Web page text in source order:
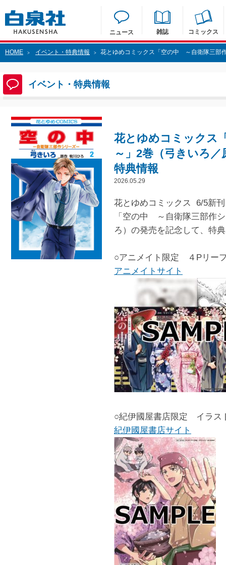
ニュース 雑誌 コミックス
HOME > イベント・特典情報 > 花とゆめコミックス「空の中 ～自衛隊三部
イベント・特典情報
花とゆめコミックス
～」2巻（弓きいろ
特典情報
2026.05.29
花とゆめコミックス 6/5新刊
「空の中 ～自衛隊三部作
ろ）の発売を記念して、特
○アニメイト限定 ４Pリー
アニメイトサイト
○紀伊國屋書店限定 イラス
紀伊國屋書店サイト